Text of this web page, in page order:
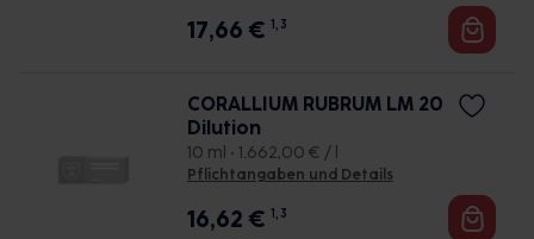
17,66 € 1, 3
CORALLIUM RUBRUM LM 20
Dilution
10 ml • 1.662,00 € / l
Pflichtangaben und Details
16,62 € 1, 3